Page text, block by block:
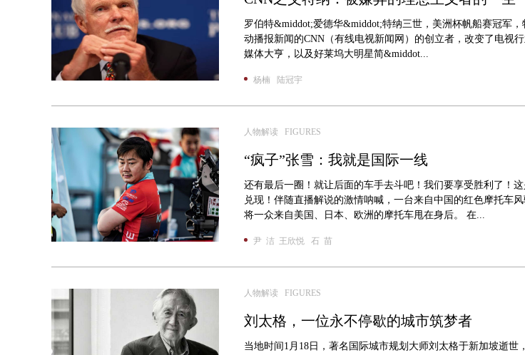
罗伯特&middot;爱德华&middot;特纳三世，美洲杯帆船赛冠军
动播报新闻的CNN（有线电视新闻网）的创立者，改变了电视
媒体大亨，以及好莱坞大明星简&middot...
杨楠 陆冠宇
人物解读 FIGURES
“疯子”张雪：我就是国际一线
还有最后一圈！就让后面的车手去斗吧！我们要享受胜利了！
兑现！伴随直播解说的激情呐喊，一台来自中国的红色摩托车风
将一众来自美国、日本、欧洲的摩托车甩在身后。 在...
尹 洁 王欣悦 石 苗
人物解读 FIGURES
刘太格，一位永不停歇的城市筑梦者
当地时间1月18日，著名国际城市规划大师刘太格于新加坡逝世